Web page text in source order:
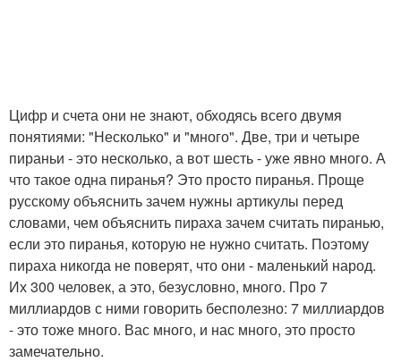
Цифр и счета они не знают, обходясь всего двумя
понятиями: "Несколько" и "много". Две, три и четыре
пираньи - это несколько, а вот шесть - уже явно много. А
что такое одна пиранья? Это просто пиранья. Проще
русскому объяснить зачем нужны артикулы перед
словами, чем объяснить пираха зачем считать пиранью,
если это пиранья, которую не нужно считать. Поэтому
пираха никогда не поверят, что они - маленький народ.
Их 300 человек, а это, безусловно, много. Про 7
миллиардов с ними говорить бесполезно: 7 миллиардов
- это тоже много. Вас много, и нас много, это просто
замечательно.